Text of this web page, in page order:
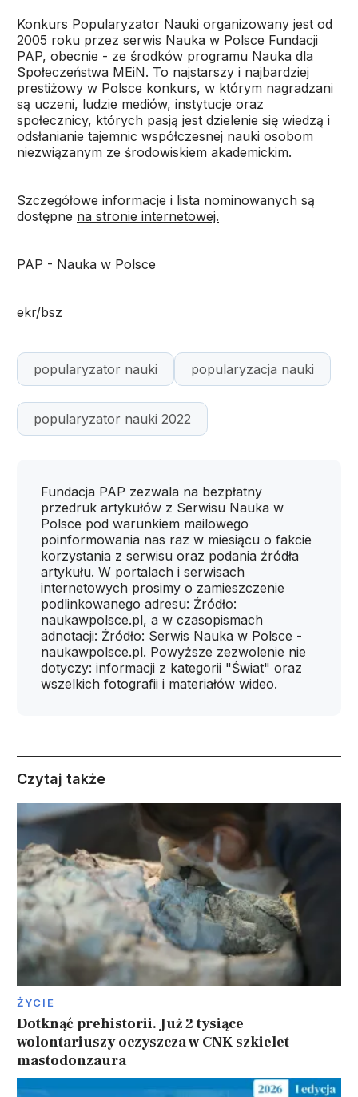
Konkurs Popularyzator Nauki organizowany jest od
2005 roku przez serwis Nauka w Polsce Fundacji
PAP, obecnie - ze środków programu Nauka dla
Społeczeństwa MEiN. To najstarszy i najbardziej
prestiżowy w Polsce konkurs, w którym nagradzani
są uczeni, ludzie mediów, instytucje oraz
społecznicy, których pasją jest dzielenie się wiedzą i
odsłanianie tajemnic współczesnej nauki osobom
niezwiązanym ze środowiskiem akademickim.
Szczegółowe informacje i lista nominowanych są
dostępne na stronie internetowej.
PAP - Nauka w Polsce
ekr/bsz
popularyzator nauki popularyzacja nauki
popularyzator nauki 2022
Fundacja PAP zezwala na bezpłatny
przedruk artykułów z Serwisu Nauka w
Polsce pod warunkiem mailowego
poinformowania nas raz w miesiącu o fakcie
korzystania z serwisu oraz podania źródła
artykułu. W portalach i serwisach
internetowych prosimy o zamieszczenie
podlinkowanego adresu: Źródło:
naukawpolsce.pl, a w czasopismach
adnotacji: Źródło: Serwis Nauka w Polsce -
naukawpolsce.pl. Powyższe zezwolenie nie
dotyczy: informacji z kategorii "Świat" oraz
wszelkich fotografii i materiałów wideo.
Czytaj także
ŻYCIE
Dotknąć prehistorii. Już 2 tysiące
wolontariuszy oczyszcza w CNK szkielet
mastodonzaura